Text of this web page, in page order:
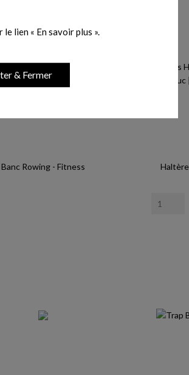
lien « En savoir plus ».
& Fermer
Banc Rowing - Fitness